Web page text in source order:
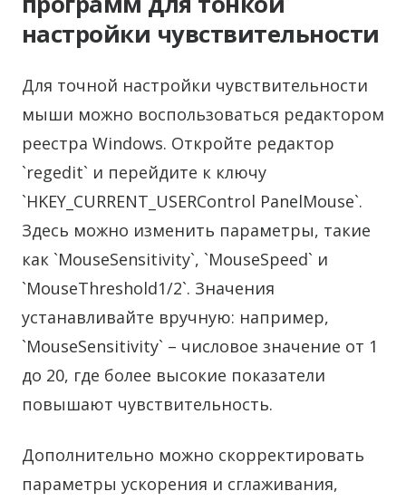
настройки чувствительности
Для точной настройки чувствительности
мыши можно воспользоваться редактором
реестра Windows. Откройте редактор
`regedit` и перейдите к ключу
`HKEY_CURRENT_USERControl PanelMouse`.
Здесь можно изменить параметры, такие
как `MouseSensitivity`, `MouseSpeed` и
`MouseThreshold1/2`. Значения
устанавливайте вручную: например,
`MouseSensitivity` – числовое значение от 1
до 20, где более высокие показатели
повышают чувствительность.
Дополнительно можно скорректировать
параметры ускорения и сглаживания,